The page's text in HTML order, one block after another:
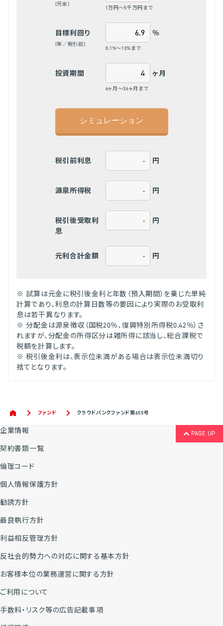
(元金)
1万円～5千万円まで
目標利回り
(年／税引前)
％
0.1%～10%まで
投資期間 ヶ月
6ヶ月～36ヶ月まで
税引前利息 円
源泉所得税 円
税引後受取利
息
円
元利合計金額 円
※ 試算は元金に税引後金利と年数（預入期間）を乗じた単純
計算であり、利息の計算日数等の要因により実際のお受取利
息は若干異なります。
※ 分配金は源泉徴収（国税20％、復興特別所得税0.42％）さ
れますが、分配金の所得区分は雑所得に該当し、総合課税で
税額を計算します。
※ 税引後金利は、表示位未満がある場合は表示位未満切り
捨てとなります。
ファンド クラウドバンクファンド第655号
PAGE UP
企業情報
契約書類一覧
倫理コード
個人情報保護方針
勧誘方針
最良執行方針
利益相反管理方針
反社会的勢力への対応に関する基本方針
お客様本位の業務運営に関する方針
ご利用について
手数料・リスク等の広告記載事項